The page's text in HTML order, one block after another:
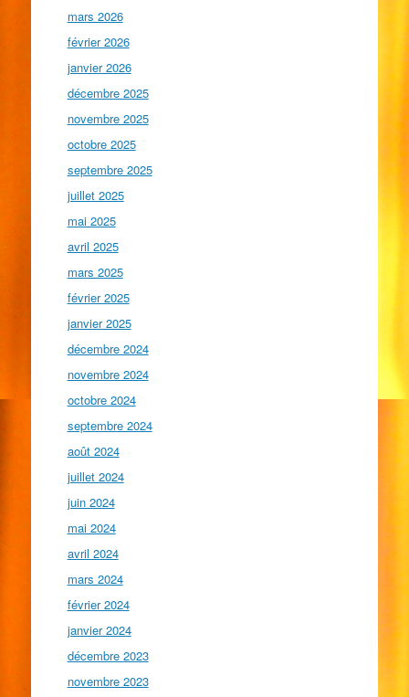
mars 2026
février 2026
janvier 2026
décembre 2025
novembre 2025
octobre 2025
septembre 2025
juillet 2025
mai 2025
avril 2025
mars 2025
février 2025
janvier 2025
décembre 2024
novembre 2024
octobre 2024
septembre 2024
août 2024
juillet 2024
juin 2024
mai 2024
avril 2024
mars 2024
février 2024
janvier 2024
décembre 2023
novembre 2023